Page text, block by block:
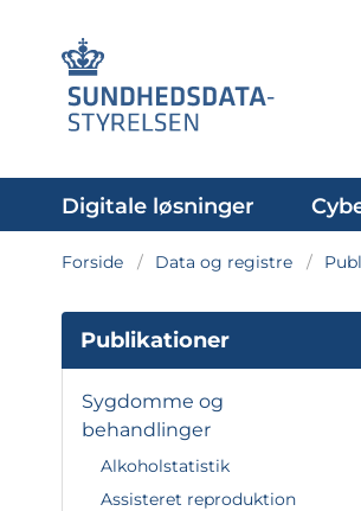
Digitale løsninger
Forside Data og registre
Publikationer
Sygdomme og
behandlinger
Alkoholstatistik
Assisteret reproduktion